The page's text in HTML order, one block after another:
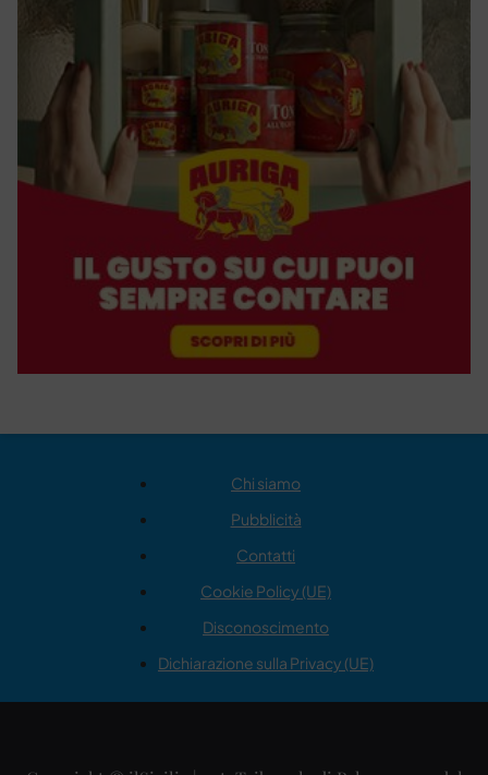
Chi siamo
Pubblicità
Contatti
Cookie Policy (UE)
Disconoscimento
Dichiarazione sulla Privacy (UE)